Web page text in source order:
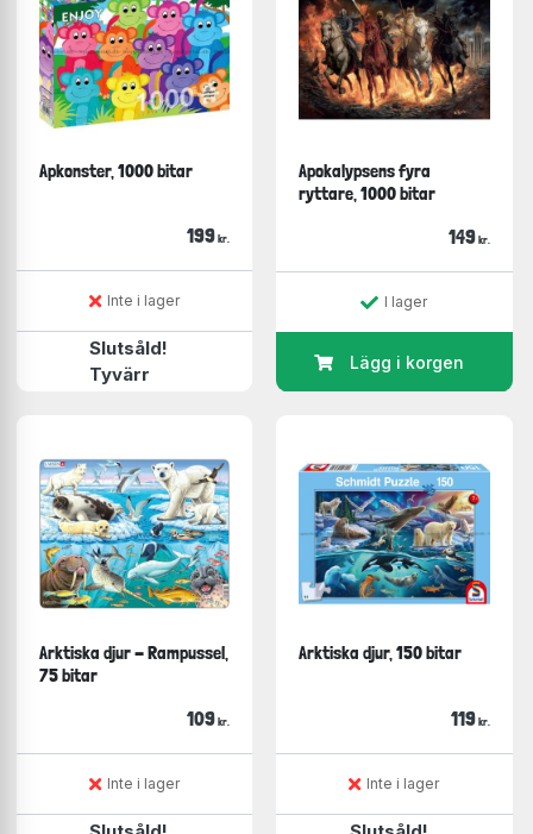
Apkonster, 1000 bitar
199 kr.
Inte i lager
Slutsåld!
Tyvärr
Apokalypsens fyra
ryttare, 1000 bitar
149 kr.
I lager
Lägg i korgen
Arktiska djur - Rampussel,
75 bitar
109 kr.
Inte i lager
Arktiska djur, 150 bitar
119 kr.
Inte i lager